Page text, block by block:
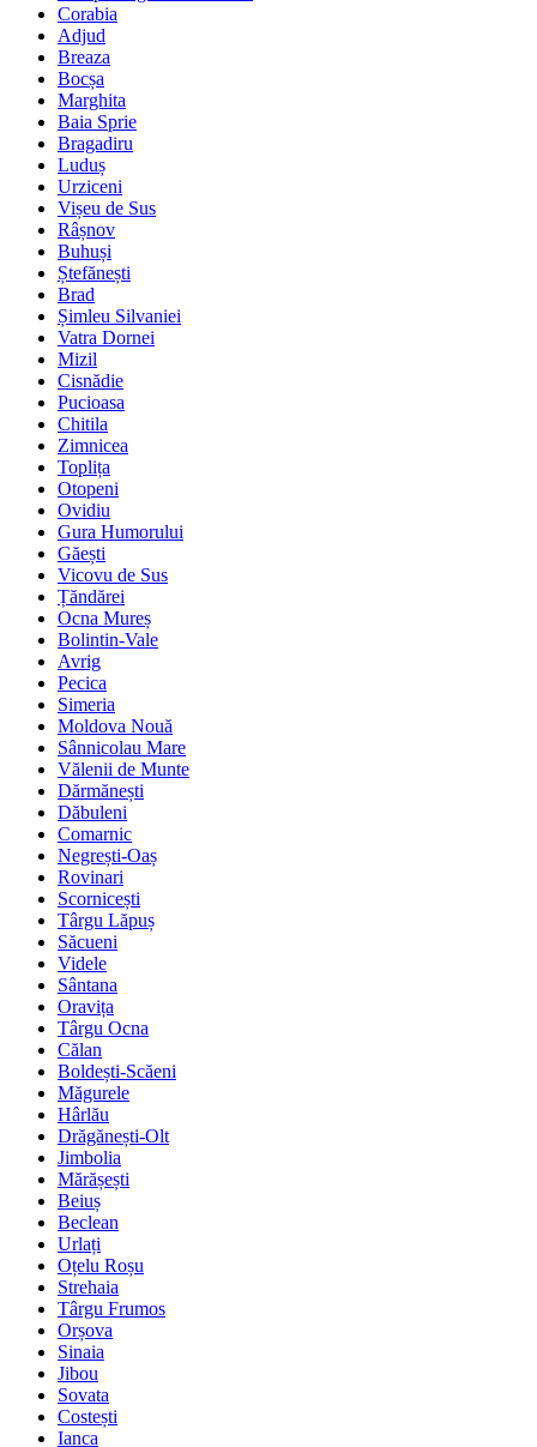
Corabia
Adjud
Breaza
Bocșa
Marghita
Baia Sprie
Bragadiru
Luduș
Urziceni
Vișeu de Sus
Râșnov
Buhuși
Ștefănești
Brad
Șimleu Silvaniei
Vatra Dornei
Mizil
Cisnădie
Pucioasa
Chitila
Zimnicea
Toplița
Otopeni
Ovidiu
Gura Humorului
Găești
Vicovu de Sus
Țăndărei
Ocna Mureș
Bolintin-Vale
Avrig
Pecica
Simeria
Moldova Nouă
Sânnicolau Mare
Vălenii de Munte
Dărmănești
Dăbuleni
Comarnic
Negrești-Oaș
Rovinari
Scornicești
Târgu Lăpuș
Săcueni
Videle
Sântana
Oravița
Târgu Ocna
Călan
Boldești-Scăeni
Măgurele
Hârlău
Drăgănești-Olt
Jimbolia
Mărășești
Beiuș
Beclean
Urlați
Oțelu Roșu
Strehaia
Târgu Frumos
Orșova
Sinaia
Jibou
Sovata
Costești
Ianca